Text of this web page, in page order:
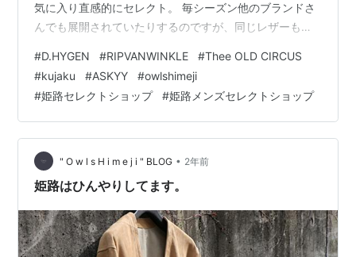
気に入り直感的にセレクト。 毎シーズン他のブランドさ
んでも展開されていたりするのですが、同じレザーもの
出して買うならどちらの方がいいのか？自分だったらど
っちを選ぶか？ などと考えていたら、大体はレザージャ
ケットの方をセレクトしがちでしたが、今回は敢えてベ
ストを選びました。 同じレザーでもベストの方が工夫次
第で着用できる期間が圧倒的に長いですし(真夏を除い
て)、 スタイリングの幅も…
#D.HYGEN #RIPVANWINKLE #Thee OLD CIRCUS
#kujaku #ASKYY #owlshimeji
#姫路セレクトショップ #姫路メンズセレクトショップ
" O w l s H i m e j i " BLOG • 2年前
姫路はひんやりしてます。